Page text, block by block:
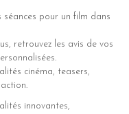
séances pour un film dans
retrouvez les avis de vos
cinéma, teasers,
innovantes,